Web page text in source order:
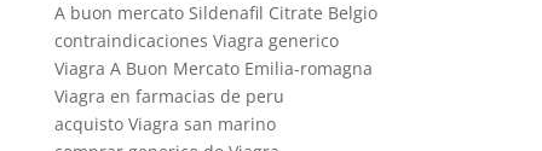
A buon mercato Sildenafil Citrate Belgio
contraindicaciones Viagra generico
Viagra A Buon Mercato Emilia-romagna
Viagra en farmacias de peru
acquisto Viagra san marino